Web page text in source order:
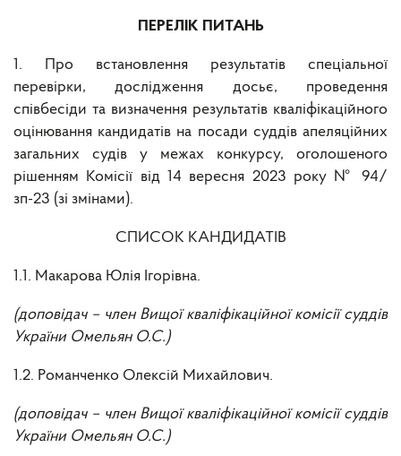
ПЕРЕЛІК ПИТАНЬ
1. Про встановлення результатів спеціальної
перевірки, дослідження досьє, проведення
співбесіди та визначення результатів кваліфікаційного
оцінювання кандидатів на посади суддів апеляційних
загальних судів у межах конкурсу, оголошеного
рішенням Комісії від 14 вересня 2023 року № 94/
зп-23 (зі змінами).
СПИСОК КАНДИДАТІВ
1.1. Макарова Юлія Ігорівна.
(доповідач – член Вищої кваліфікаційної комісії суддів
України Омельян О.С.)
1.2. Романченко Олексій Михайлович.
(доповідач – член Вищої кваліфікаційної комісії суддів
України Омельян О.С.)